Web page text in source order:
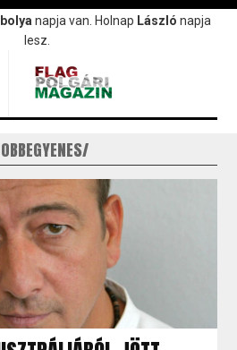
Ibolya napja van. Holnap László napja
lesz.